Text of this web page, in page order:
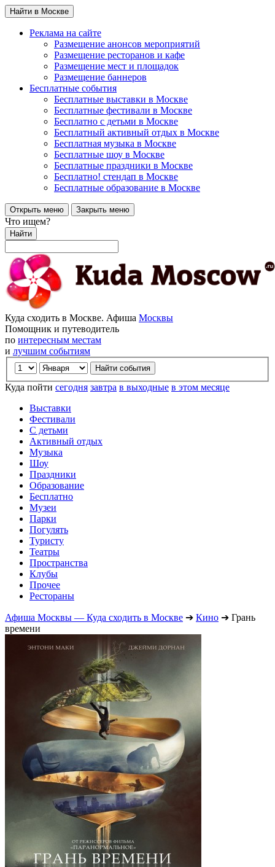
Найти в Москве
Реклама на сайте
Размещение анонсов мероприятий
Размещение ресторанов и кафе
Размещение мест и площадок
Размещение баннеров
Бесплатные события
Бесплатные выставки в Москве
Бесплатные фестивали в Москве
Бесплатно с детьми в Москве
Бесплатный активный отдых в Москве
Бесплатная музыка в Москве
Бесплатные шоу в Москве
Бесплатные праздники в Москве
Бесплатно! стендап в Москве
Бесплатные образование в Москве
Открыть меню Закрыть меню
Что ищем?
Найти
Куда сходить в Москве. Афиша Москвы
Помощник и путеводитель
по интересным местам
и лучшим событиям
Куда пойти сегодня завтра в выходные в этом месяце
Выставки
Фестивали
С детьми
Активный отдых
Музыка
Шоу
Праздники
Образование
Бесплатно
Музеи
Парки
Погулять
Туристу
Театры
Пространства
Клубы
Прочее
Рестораны
Афиша Москвы — Куда сходить в Москве ➔ Кино ➔ Грань
времени